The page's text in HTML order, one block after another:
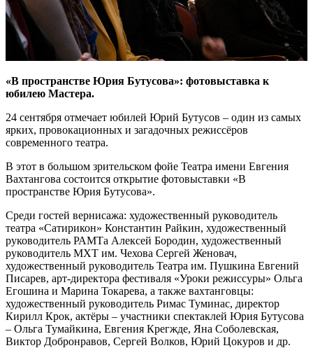
«В пространстве Юрия Бутусова»: фотовыставка к
юбилею Мастера.
24 сентября отмечает юбилей Юрий Бутусов – один из самых
ярких, провокационных и загадочных режиссёров
современного театра.
В этот в большом зрительском фойе Театра имени Евгения
Вахтангова состоится открытие фотовыставки «В
пространстве Юрия Бутусова».
Среди гостей вернисажа: художественный руководитель
театра «Сатирикон» Константин Райкин, художественный
руководитель РАМТа Алексей Бородин, художественный
руководитель МХТ им. Чехова Сергей Женовач,
художественный руководитель Театра им. Пушкина Евгений
Писарев, арт-директора фестиваля «Уроки режиссуры» Ольга
Егошина и Марина Токарева, а также вахтанговцы:
художественный руководитель Римас Туминас, директор
Кирилл Крок, актёры – участники спектаклей Юрия Бутусова
– Ольга Тумайкина, Евгения Крегжде, Яна Соболевская,
Виктор Добронравов, Сергей Волков, Юрий Цокуров и др.